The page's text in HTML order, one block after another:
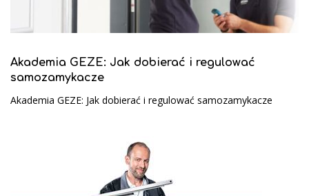
Akademia GEZE: Jak dobierać i regulować
samozamykacze
Akademia GEZE: Jak dobierać i regulować samozamykacze